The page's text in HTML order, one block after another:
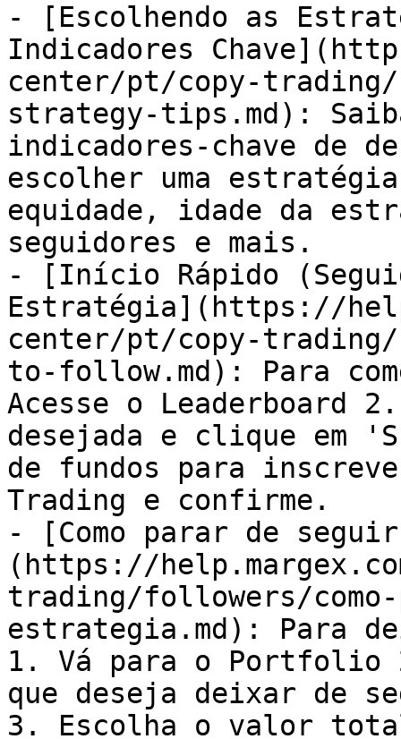
- [Escolhendo as
Indicadores
center/pt/copy-
strategy-tips.md):
indicadores-chave de
escolher uma
equidade, idade da
seguidores e mais.
- [Início Rápido
Estratégia](https://
center/pt/copy-
to-follow.md): Para
Acesse o Leaderboard
desejada e clique em
de fundos para
Trading e confirme.
- [Como parar de
(https://
trading/followers/
estrategia.md): Para
1. Vá para o Portfolio
que deseja deixar de
3. Escolha o valor